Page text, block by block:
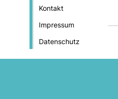
Kontakt
Impressum
Datenschutz